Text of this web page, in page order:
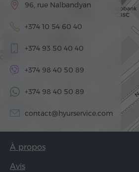
96, rue Nalbandyan
+374 10 54 60 40
+374 93 50 40 40
+374 98 40 50 89
+374 98 40 50 89
contact@hyurservice.com
À propos
Avis